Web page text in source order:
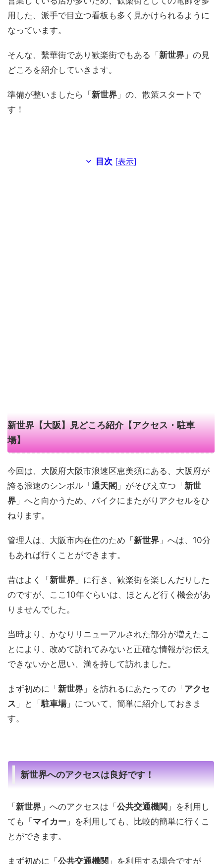
用した、派手で目立つ看板も多く見かけられるように
なっています。
そんな、繫華街であり歓楽街でもある「 新世界 」の見
どころを紹介していきます。
準備が整いましたら「 新世界 」の、散策スタートで
す！
目次 [表示]
新世界【大阪】見どころ紹介【アクセス・駐車
場】
今回は、大阪府大阪市浪速区恵美須にある、大阪府が
誇る浪速のシンボル「 通天閣 」がそびえ立つ「 新世
界 」へと向かうため、バイクにまたがりアクセルをひ
ねります。
管理人は、大阪市内在住のため「 新世界 」へは、10分
もあれば行くことができます。
昔はよく「 新世界 」に行き、歓楽街を楽しんだりした
のですが、ここ10年ぐらいは、ほとんど行く機会があ
りませんでした。
当時より、かなりリニューアルされた部分が増えたこ
とにより、改めて訪れてみないと正確な情報がお伝え
できないかと思い、満を持して訪れました。
まず初めに「 新世界 」を訪れるにあたっての「 アクセ
ス 」と「駐車場」について、簡単に紹介しておきま
す。
新世界へのアクセスは良好です！
「 新世界 」へのアクセスは「 公共交通機関 」を利用し
ても「 マイカー 」を利用しても、比較的簡単に行くこ
とができます。
まず初めに「 公共交通機関 」を利用する場合ですが